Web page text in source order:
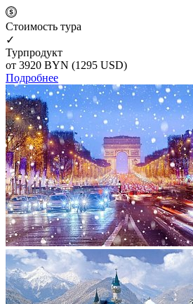
Cтоимость тура
✓
Турпродукт
от 3920 BYN (1295 USD)
Подробнее